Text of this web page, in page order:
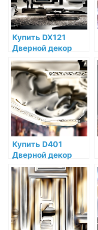
Купить DX121
Дверной декор
(DX121-2300) Orac
Decor
Дюрополимер по
низкой цене в
интернет-
магазине
Купить D401
Дверной декор
Orac Decor
Полиуретан по
низкой цене в
интернет-
магазине